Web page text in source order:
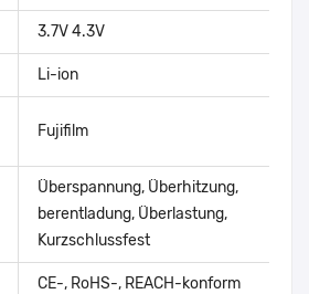
3.7V 4.3V
Li-ion
Fujifilm
Überspannung, Überhitzung,
berentladung, Überlastung,
Kurzschlussfest
CE-, RoHS-, REACH-konform